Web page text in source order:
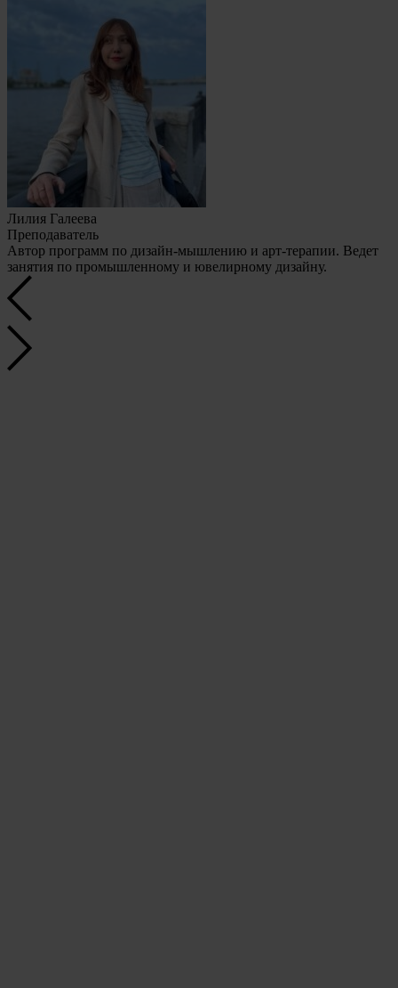
Лилия Галеева
Преподаватель
Автор программ по дизайн-мышлению и арт-терапии. Ведет
занятия по промышленному и ювелирному дизайну.